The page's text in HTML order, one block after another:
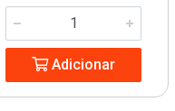
Adicionar